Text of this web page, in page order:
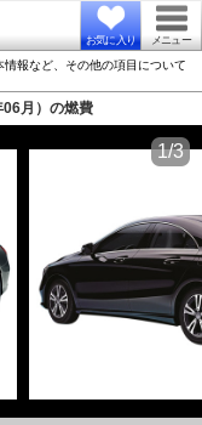
お気に入り メニュー
報など、その他の項目について
月）の燃費
1/3